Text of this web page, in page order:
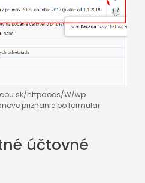
httpdocs/W/wp
priznanie po formular
účtovné